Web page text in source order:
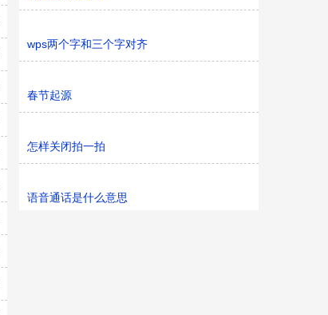
wps两个字和三个字对齐
春节起源
怎样关闭拍一拍
语音通话是什么意思